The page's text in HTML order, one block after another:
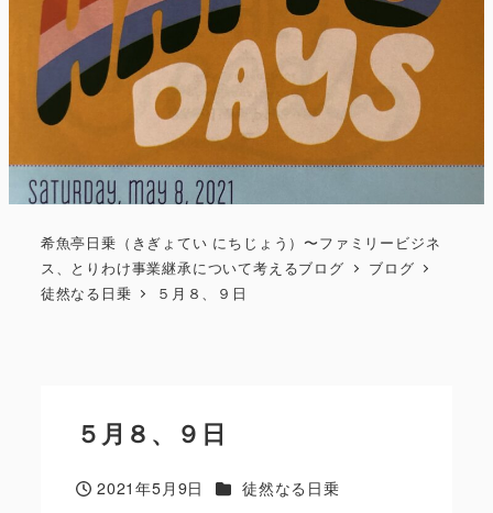
希魚亭日乗（きぎょてい にちじょう）〜ファミリービジネ
ス、とりわけ事業継承について考えるブログ
ブログ
徒然なる日乗
５月８、９日
５月８、９日
投稿日
2021年5月9日 カテゴリー
徒然なる日乗